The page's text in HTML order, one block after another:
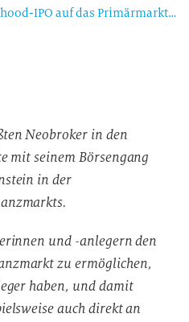
Welchen Effekt hat der Robinhood-IPO auf das Primärmarktgeschäft der etablierten Player?
Neobroker in den
mit seinem Börsengang
in der
und -anlegern den
zu ermöglichen,
haben, und damit
auch direkt an